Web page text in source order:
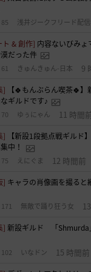
85 浅井ジークフリード配
ト & 創作] 内容ないびみょ
だった件
61 きゅんきゅん-日本 9
]
【🍀もんぶらん喫茶🍀
ギルドです♪
70 ゆぅにゃん 11 時間
]
【新設1段拠点戦ギルド
中！
75 えにぐま 12 時間前
] キャラの肖像画を撮ると
171 無敵で踊り狂う女
]新設ギルド 「Shmurda
102 いなドン 15 時間前